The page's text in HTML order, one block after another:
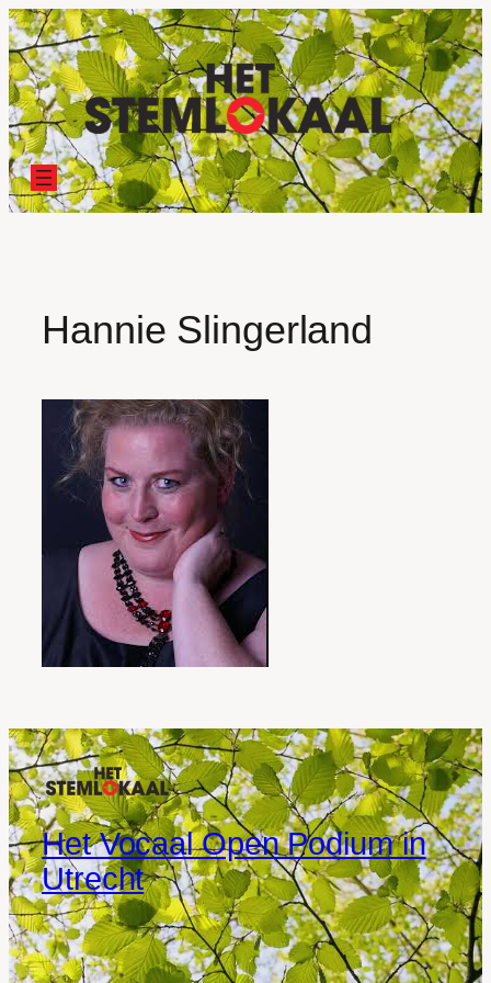
Ga
naar
de
inhoud
Hannie Slingerland
Het Vocaal Open Podium in
Utrecht